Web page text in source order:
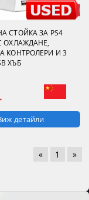
СТОЙКА ЗА PS4
ОХЛАЖДАНЕ,
КОНТРОЛЕРИ И 3
ХЪБ
детайли
« 1 »